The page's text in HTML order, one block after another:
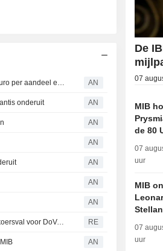
Pendant Power lanceert overnamebod op PLC tegen 3,08 euro per aandeel en mikt op beursexit AN
onderuit AN
AN
AN
AN
AN
AN
Beurs Milaan opent positief, bankenrally na kwartaalcijfers, koersval voor DoValue RE
AN
De
07
MIB
de 80
07
uur
MIB
07
uur